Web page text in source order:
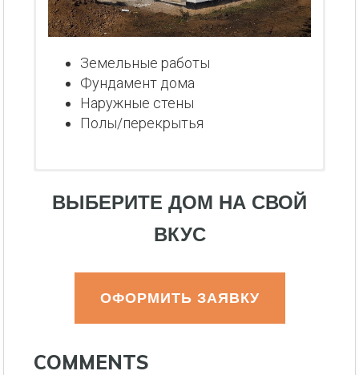
Земельные работы
Фундамент дома
Наружные стены
Полы/перекрытья
ВЫБЕРИТЕ ДОМ НА СВОЙ
ВКУС
ОФОРМИТЬ ЗАЯВКУ
COMMENTS